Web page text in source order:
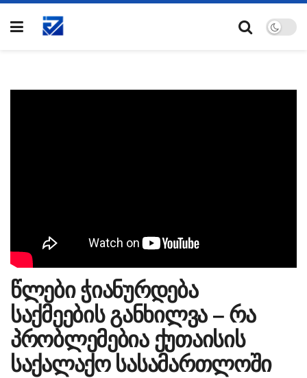
წლები ჭიანურდება
საქმეების განხილვა – რა
პრობლემებია ქუთაისის
საქალაქო სასამართლოში